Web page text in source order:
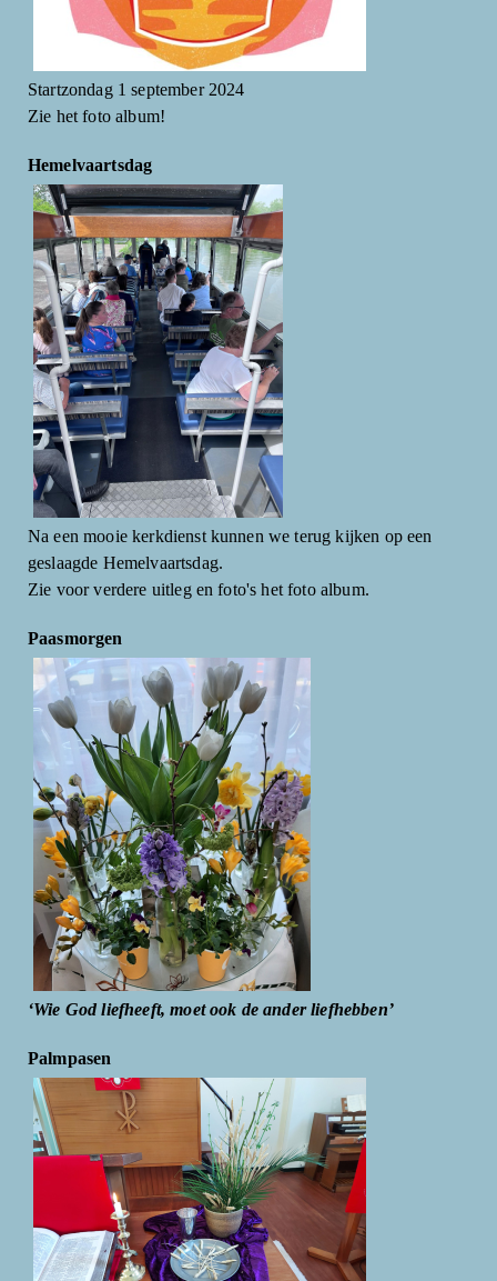
Startzondag 1 september 2024
Zie het foto album!
Hemelvaartsdag
Na een mooie kerkdienst kunnen we terug kijken op een
geslaagde Hemelvaartsdag.
Zie voor verdere uitleg en foto's het foto album.
Paasmorgen
‘Wie God liefheeft, moet ook de ander liefhebben’
Palmpasen